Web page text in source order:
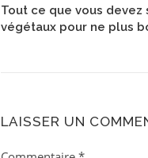
Tout ce que vous devez
végétaux pour ne plus
LAISSER UN